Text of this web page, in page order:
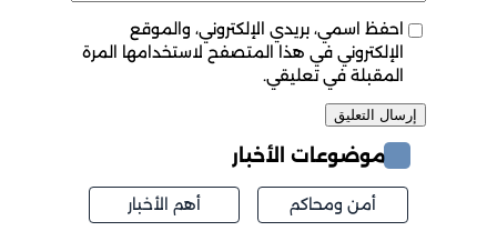
احفظ اسمي، بريدي الإلكتروني، والموقع
الإلكتروني في هذا المتصفح لاستخدامها المرة
المقبلة في تعليقي.
موضوعات الأخبار
أمن ومحاكم أهم الأخبار